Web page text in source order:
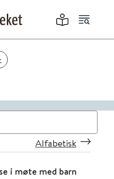
Alfabetisk
i møte med barn